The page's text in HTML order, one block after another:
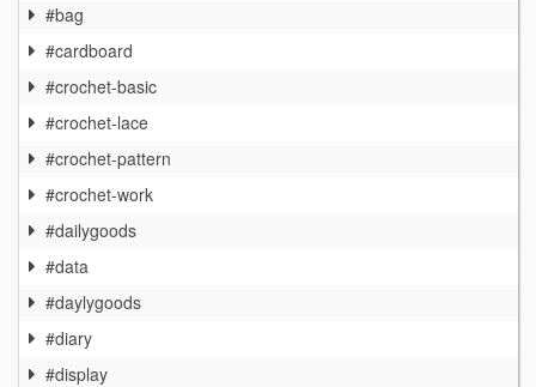
#bag
#cardboard
#crochet-basic
#crochet-lace
#crochet-pattern
#crochet-work
#dailygoods
#data
#daylygoods
#diary
#display